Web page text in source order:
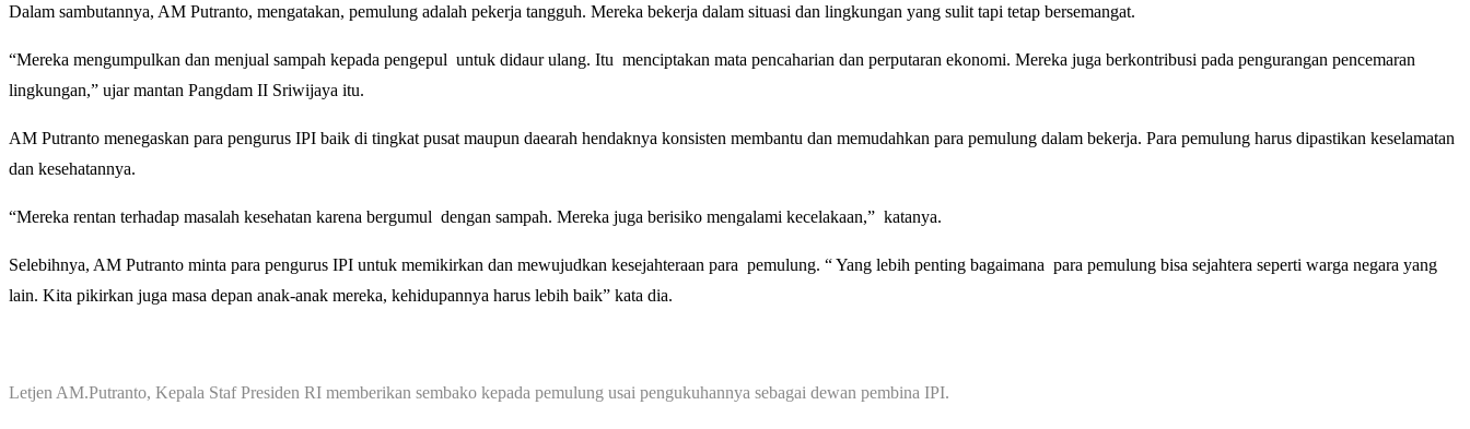
Dalam sambutannya, AM Putranto, mengatakan, pemulung adalah pekerja tangguh. Mereka bekerja dalam situasi dan lingkungan yang sulit tapi tetap bersemangat.
“Mereka mengumpulkan dan menjual sampah kepada pengepul untuk didaur ulang. Itu menciptakan mata pencaharian dan perputaran ekonomi. Mereka juga berkontribusi pada pengurangan pencemaran
lingkungan,” ujar mantan Pangdam II Sriwijaya itu.
AM Putranto menegaskan para pengurus IPI baik di tingkat pusat maupun daearah hendaknya konsisten membantu dan memudahkan para pemulung dalam bekerja. Para pemulung harus dipastikan keselamatan
dan kesehatannya.
“Mereka rentan terhadap masalah kesehatan karena bergumul dengan sampah. Mereka juga berisiko mengalami kecelakaan,” katanya.
Selebihnya, AM Putranto minta para pengurus IPI untuk memikirkan dan mewujudkan kesejahteraan para pemulung. “ Yang lebih penting bagaimana para pemulung bisa sejahtera seperti warga negara yang
lain. Kita pikirkan juga masa depan anak-anak mereka, kehidupannya harus lebih baik” kata dia.
Letjen AM.Putranto, Kepala Staf Presiden RI memberikan sembako kepada pemulung usai pengukuhannya sebagai dewan pembina IPI.